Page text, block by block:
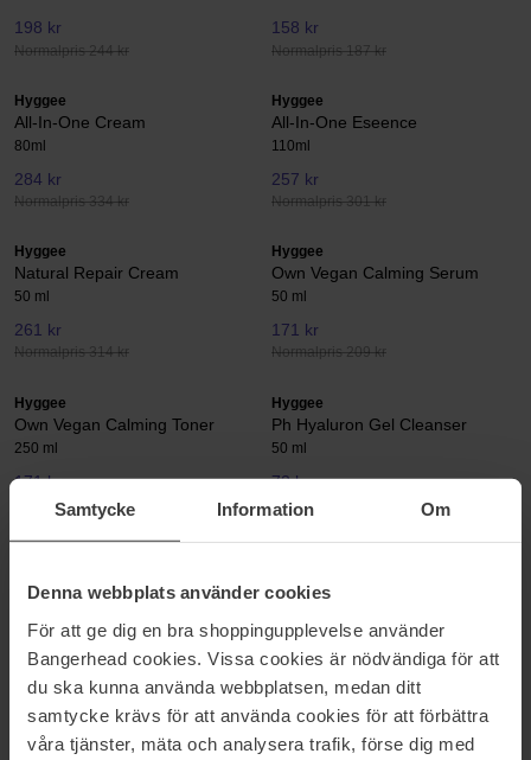
Samtycke Information Om
Denna webbplats använder cookies
För att ge dig en bra shoppingupplevelse använder
Bangerhead cookies. Vissa cookies är nödvändiga för att
du ska kunna använda webbplatsen, medan ditt
samtycke krävs för att använda cookies för att förbättra
våra tjänster, mäta och analysera trafik, förse dig med
198 kr
Normalpris 244 kr
158 kr
Normalpris 187 kr
Hyggee
All-In-One Cream
80ml
284 kr
Normalpris 334 kr
Hyggee
All-In-One Eseence
110ml
257 kr
Normalpris 301 kr
Hyggee
Natural Repair Cream
50 ml
261 kr
Normalpris 314 kr
Hyggee
Own Vegan Calming Serum
50 ml
171 kr
Normalpris 209 kr
Hyggee
Own Vegan Calming Toner
250 ml
171 kr
Normalpris 209 kr
Hyggee
Ph Hyaluron Gel Cleanser
50 ml
72 kr
Normalpris 90 kr
85 g
234 kr
Normalpris 279 kr
200 ml
171 kr
Normalpris 209 kr
Relief Chamomile Mask
95 ml
Relief Chamomile Treatment
Balm